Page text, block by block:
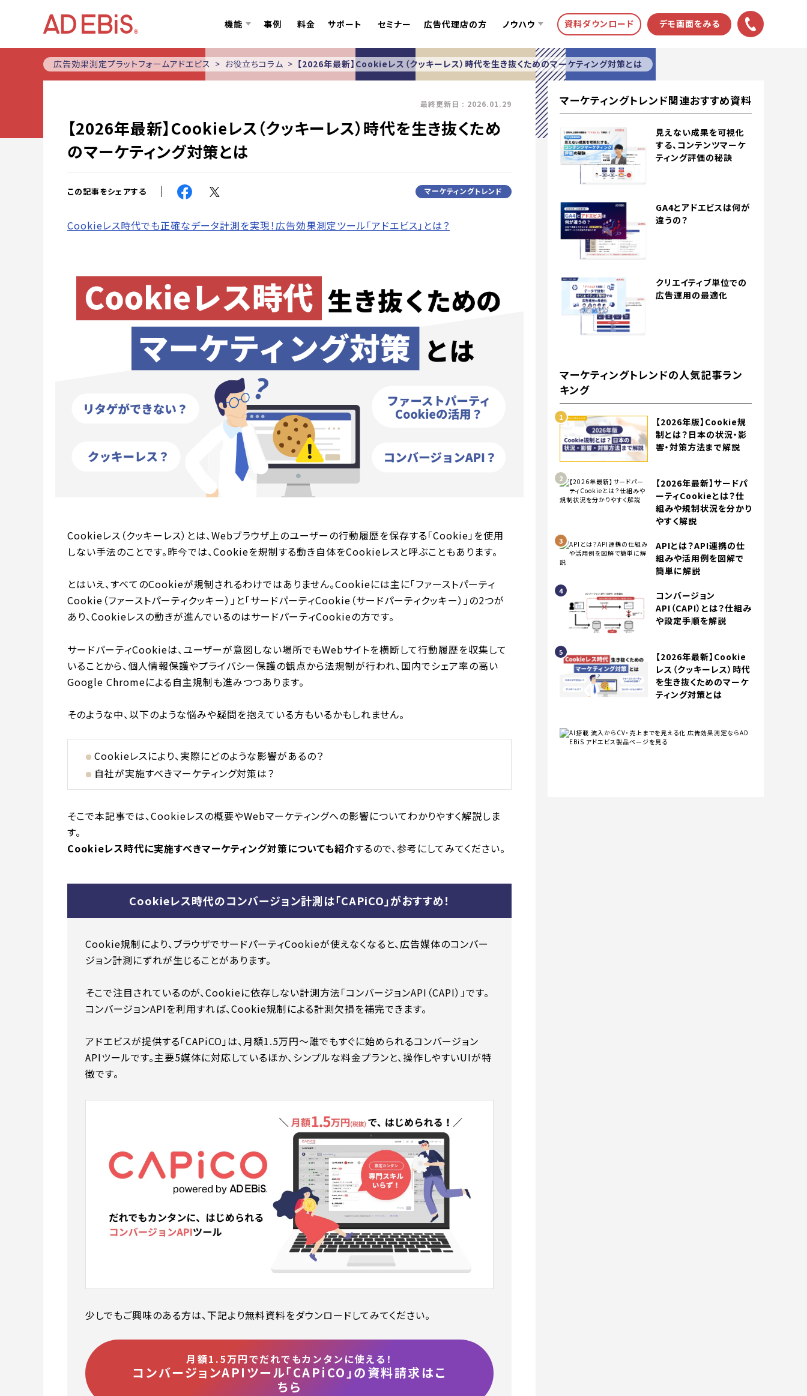
機能 事例 料金 サポート セミナー 広告代理店の方 ノウハウ 資料ダウンロード デモ画面をみる
広告効果測定プラットフォームアドエビス お役立ちコラム 【2026年最新】Cookieレス（クッキーレス）時代を生き抜くためのマーケティング対策とは
最終更新日 : 2026.01.29
【2026年最新】Cookieレス（クッキーレス）時代を生き抜くため
のマーケティング対策とは
この記事をシェアする マーケティングトレンド
Cookieレス時代でも正確なデータ計測を実現！広告効果測定ツール「アドエビス」とは？
Cookieレス（クッキーレス）とは、Webブラウザ上のユーザーの行動履歴を保存する「Cookie」を使用
しない手法のことです。昨今では、Cookieを規制する動き自体をCookieレスと呼ぶこともあります。
とはいえ、すべてのCookieが規制されるわけではありません。Cookieには主に「ファーストパーティ
Cookie（ファーストパーティクッキー）」と「サードパーティCookie（サードパーティクッキー）」の2つが
あり、Cookieレスの動きが進んでいるのはサードパーティCookieの方です。
サードパーティCookieは、ユーザーが意図しない場所でもWebサイトを横断して行動履歴を収集して
いることから、個人情報保護やプライバシー保護の観点から法規制が行われ、国内でシェア率の高い
Google Chromeによる自主規制も進みつつあります。
そのような中、以下のような悩みや疑問を抱えている方もいるかもしれません。
Cookieレスにより、実際にどのような影響があるの？
自社が実施すべきマーケティング対策は？
そこで本記事では、Cookieレスの概要やWebマーケティングへの影響についてわかりやすく解説しま
す。
Cookieレス時代に実施すべきマーケティング対策についても紹介するので、参考にしてみてください。
Cookieレス時代のコンバージョン計測は「CAPiCO」がおすすめ！
Cookie規制により、ブラウザでサードパーティCookieが使えなくなると、広告媒体のコンバー
ジョン計測にずれが生じることがあります。
そこで注目されているのが、Cookieに依存しない計測方法「コンバージョンAPI（CAPI）」です。
コンバージョンAPIを利用すれば、Cookie規制による計測欠損を補完できます。
アドエビスが提供する「CAPiCO」は、月額1.5万円～誰でもすぐに始められるコンバージョン
APIツールです。主要5媒体に対応しているほか、シンプルな料金プランと、操作しやすいUIが特
徴です。
少しでもご興味のある方は、下記より無料資料をダウンロードしてみてください。
月額1.5万円でだれでもカンタンに使える！
コンバージョンAPIツール「CAPiCO」の資料請求はこ
ちら
マーケティングトレンド関連おすすめ資料
見えない成果を可視化
する、コンテンツマーケ
ティング評価の秘訣
GA4とアドエビスは何が
違うの？
クリエイティブ単位での
広告運用の最適化
マーケティングトレンドの人気記事ラン
キング
【2026年版】Cookie規
制とは？日本の状況・影
響・対策方法まで解説
【2026年最新】サードパ
ーティCookieとは？仕
組みや規制状況を分かり
やすく解説
APIとは？API連携の仕
組みや活用例を図解で
簡単に解説
コンバージョン
API（CAPI）とは？仕組み
や設定手順を解説
【2026年最新】Cookie
レス（クッキーレス）時代
を生き抜くためのマーケ
ティング対策とは